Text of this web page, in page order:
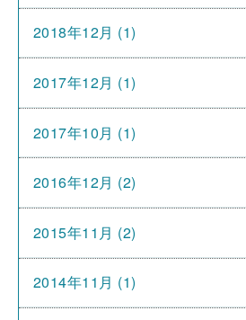
2018年12月 (1)
2017年12月 (1)
2017年10月 (1)
2016年12月 (2)
2015年11月 (2)
2014年11月 (1)